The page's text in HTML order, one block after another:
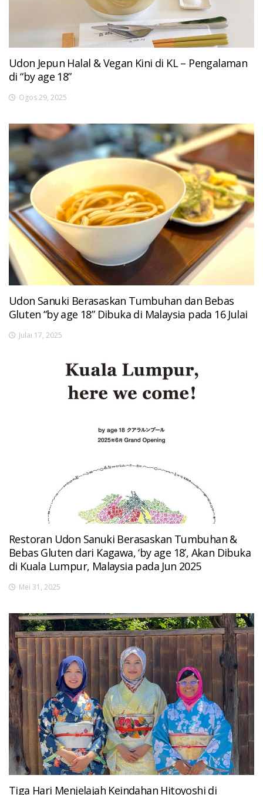
Udon Jepun Halal & Vegan Kini di KL – Pengalaman
di “by age 18”
Ogos 29, 2025
Udon Sanuki Berasaskan Tumbuhan dan Bebas
Gluten “by age 18” Dibuka di Malaysia pada 16 Julai
Julai 17, 2025
Restoran Udon Sanuki Berasaskan Tumbuhan &
Bebas Gluten dari Kagawa, ‘by age 18’, Akan Dibuka
di Kuala Lumpur, Malaysia pada Jun 2025
Mei 31, 2025
Tiga Hari Menjelajah Keindahan Hitoyoshi di